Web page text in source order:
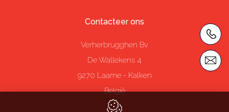
Contacteer ons
Verherbrugghen Bv
De Wallekens 4
9270 Laarne - Kalken
België